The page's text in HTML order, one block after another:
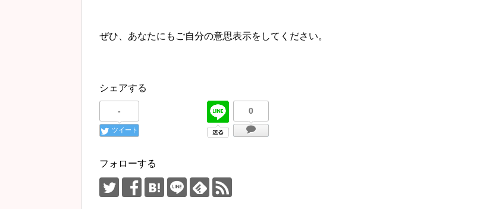
ぜひ、あなたにもご自分の意思表示をしてください。
シェアする
-
ツイート
0
フォローする